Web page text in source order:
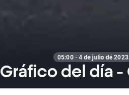
05:00 · 4 de julio de 2023
Gráfico del día -